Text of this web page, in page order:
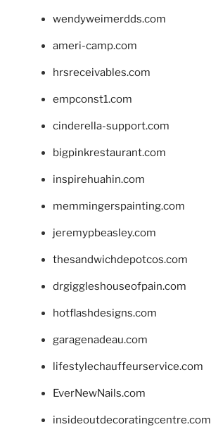
wendyweimerdds.com
ameri-camp.com
hrsreceivables.com
empconst1.com
cinderella-support.com
bigpinkrestaurant.com
inspirehuahin.com
memmingerspainting.com
jeremypbeasley.com
thesandwichdepotcos.com
drgiggleshouseofpain.com
hotflashdesigns.com
garagenadeau.com
lifestylechauffeurservice.com
EverNewNails.com
insideoutdecoratingcentre.com